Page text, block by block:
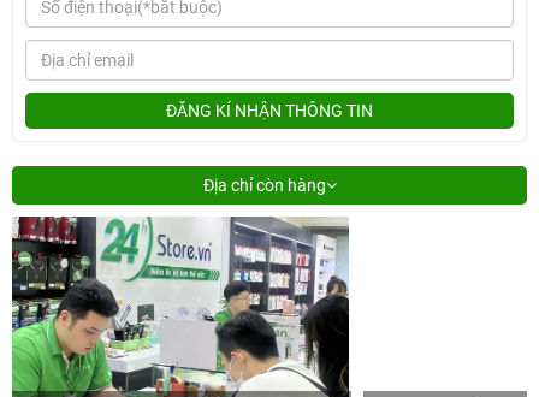
ĐĂNG KÍ NHẬN THÔNG TIN
Địa chỉ còn hàng